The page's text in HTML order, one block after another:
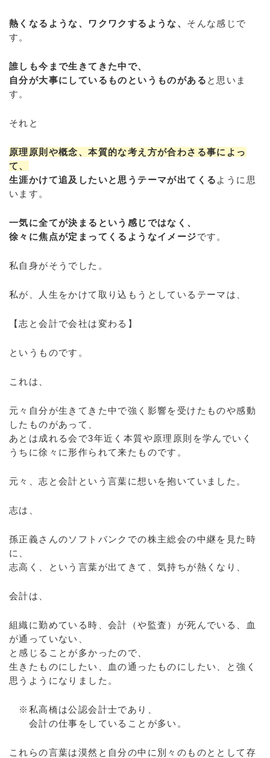
熱くなるような、ワクワクするような、 そんな感じで
す。
誰しも今まで生きてきた中で、
自分が大事にしているものというものがある と思いま
す。
それと
原理原則や概念、本質的な考え方が合わさる事によっ
て、
生涯かけて追及したいと思うテーマが出てくる ように思
います。
一気に全てが決まるという感じではなく、
徐々に焦点が定まってくるようなイメージです。
私自身がそうでした。
私が、人生をかけて取り込もうとしているテーマは、
【志と会計で会社は変わる】
というものです。
これは、
元々自分が生きてきた中で強く影響を受けたものや感動
したものがあって、
あとは成れる会で3年近く本質や原理原則を学んでいく
うちに徐々に形作られて来たものです。
元々、志と会計という言葉に想いを抱いていました。
志は、
孫正義さんのソフトバンクでの株主総会の中継を見た時
に、
志高く、という言葉が出てきて、気持ちが熱くなり、
会計は、
組織に勤めている時、会計（や監査）が死んでいる、血
が通っていない、
と感じることが多かったので、
生きたものにしたい、血の通ったものにしたい、と強く
思うようになりました。
※私高橋は公認会計士であり、
会計の仕事をしていることが多い。
これらの言葉は漠然と自分の中に別々のものととして存